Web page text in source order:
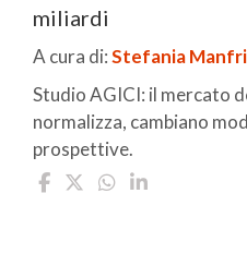
miliardi
A cura di:Stefania
Studio AGICI: il mercato
normalizza, cambiano
prospettive.